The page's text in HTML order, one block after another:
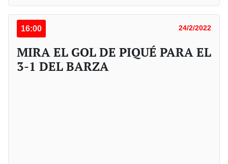
16:00 24/2/2022
MIRA EL GOL DE PIQUÉ PARA EL
3-1 DEL BARZA